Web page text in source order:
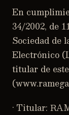
En
34/2002, de
Sociedad de
Electrónico
titular de
· Titular: